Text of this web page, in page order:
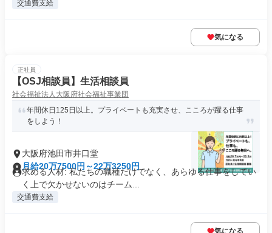
交通費支給
気になる
正社員
【OSJ相談員】生活相談員
社会福祉法人大阪府社会福祉事業団
年間休日125日以上。プライベートも充実させ、こころが躍る仕事
をしよう！
大阪府池田市井口堂
月給20万7500円～22万3250円
求める人材: 私たちの職種だけでなく、あらゆる仕事をしてい
く上で欠かせないのはチーム...
交通費支給
気になる